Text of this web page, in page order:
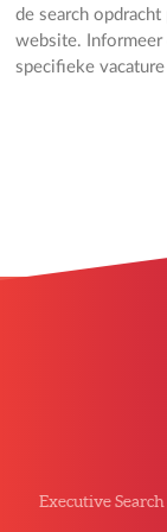
de search
website. Informeer
specifieke
Executive